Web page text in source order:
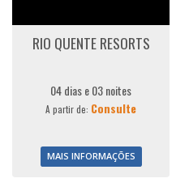
RIO QUENTE RESORTS
04 dias e 03 noites
A partir de: Consulte
MAIS INFORMAÇÕES